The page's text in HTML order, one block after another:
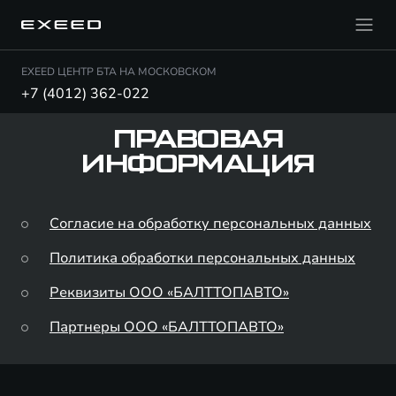
EXEED ЦЕНТР БТА НА МОСКОВСКОМ
+7 (4012) 362-022
ПРАВОВАЯ
ИНФОРМАЦИЯ
Согласие на обработку персональных данных
Политика обработки персональных данных
Реквизиты ООО «БАЛТТОПАВТО»
Партнеры ООО «БАЛТТОПАВТО»